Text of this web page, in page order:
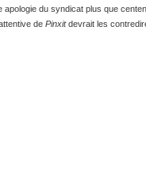
apologie du syndicat plus que
de Pinxitdevrait les